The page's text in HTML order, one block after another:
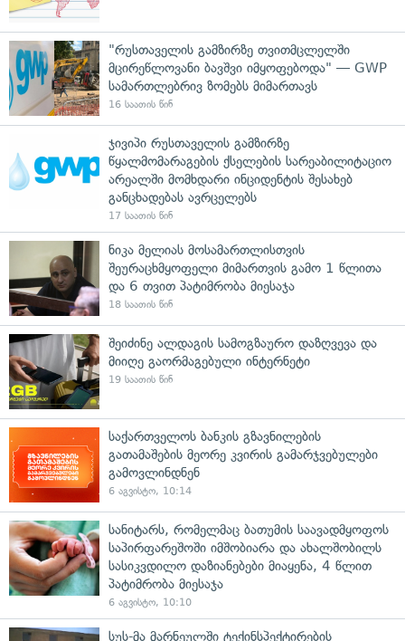
"რუსთაველის გამზირზე თვითმცლელში
მცირეწლოვანი ბავშვი იმყოფებოდა" — GWP
სამართლებრივ ზომებს მიმართავს
16 საათის წინ
ჯივიპი რუსთაველის გამზირზე
წყალმომარაგების ქსელების სარეაბილიტაციო
არეალში მომხდარი ინციდენტის შესახებ
განცხადებას ავრცელებს
17 საათის წინ
ნიკა მელიას მოსამართლისთვის
შეურაცხმყოფელი მიმართვის გამო 1 წლითა
და 6 თვით პატიმრობა მიესაჯა
18 საათის წინ
შეიძინე ალდაგის სამოგზაურო დაზღვევა და
მიიღე გაორმაგებული ინტერნეტი
19 საათის წინ
საქართველოს ბანკის გზავნილების
გათამაშების მეორე კვირის გამარჯვებულები
გამოვლინდნენ
6 აგვისტო, 10:14
სანიტარს, რომელმაც ბათუმის საავადმყოფოს
საპირფარეშოში იმშობიარა და ახალშობილს
სასიკვდილო დაზიანებები მიაყენა, 4 წლით
პატიმრობა მიესაჯა
6 აგვისტო, 10:10
სუს-მა მარნეულში ტექინსპექტირების